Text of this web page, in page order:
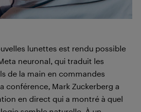
lunettes est rendu possible
neuronal, qui traduit les
de la main en commandes
conférence, Mark Zuckerberg a
en direct qui a montré à quel